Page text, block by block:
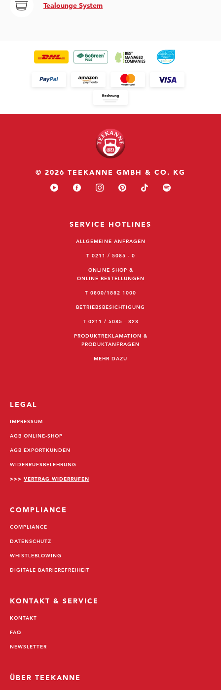
Tealounge System
© 2026 TEEKANNE GMBH & CO. KG
SERVICE HOTLINES
ALLGEMEINE ANFRAGEN
T 0211 / 5085 - 0
ONLINE SHOP &
ONLINE BESTELLUNGEN
T 0800/1882 1000
BETRIEBSBESICHTIGUNG
T 0211 / 5085 - 323
PRODUKTREKLAMATION &
PRODUKTANFRAGEN
MEHR DAZU
LEGAL
IMPRESSUM
AGB ONLINE-SHOP
AGB EXPORTKUNDEN
WIDERRUFSBELEHRUNG
>>> VERTRAG WIDERRUFEN
COMPLIANCE
COMPLIANCE
DATENSCHUTZ
WHISTLEBLOWING
DIGITALE BARRIEREFREIHEIT
KONTAKT & SERVICE
KONTAKT
FAQ
NEWSLETTER
ÜBER TEEKANNE